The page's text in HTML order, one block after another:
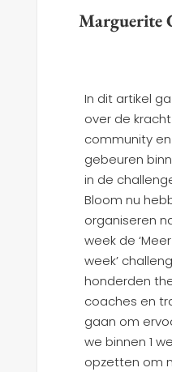
Marguerite
In dit artikel
over de
community
gebeuren
in de
Bloom nu
organiseren
week de
week’
honderden
coaches en
gaan om
we binnen 1
opzetten om